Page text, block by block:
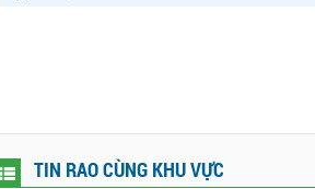
TIN RAO CÙNG KHU VỰC